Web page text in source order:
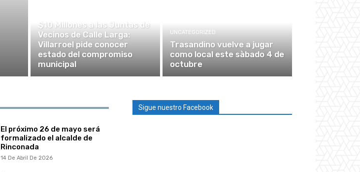
$10 Millones a las Juntas de
Vecinos de Calle Larga:
Villarroel pide conocer
estado del compromiso
municipal
UNCATEGORIZED
Trasandino vuelve a jugar
como local este sàbado 4 de
octubre
El próximo 26 de mayo será
formalizado el alcalde de
Rinconada
14 De Abril De 2026
Sigue nuestro Facebook